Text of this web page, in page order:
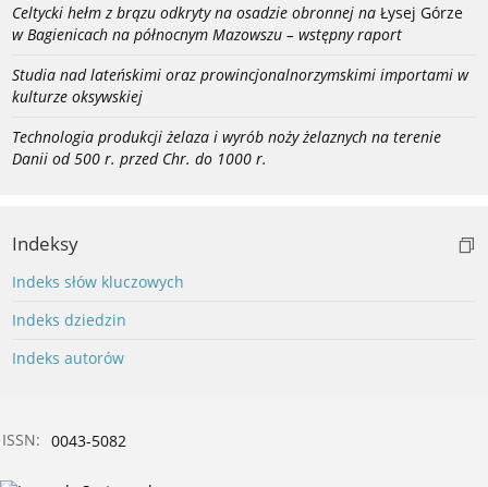
Celtycki hełm z brązu odkryty na osadzie obronnej na Łysej Górze
w Bagienicach na północnym Mazowszu – wstępny raport
Studia nad lateńskimi oraz prowincjonalnorzymskimi importami w
kulturze oksywskiej
Technologia produkcji żelaza i wyrób noży żelaznych na terenie
Danii od 500 r. przed Chr. do 1000 r.
Indeksy
Indeks słów kluczowych
Indeks dziedzin
Indeks autorów
ISSN: 0043-5082